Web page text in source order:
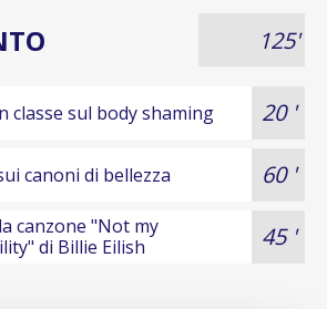
125'
classe sul body shaming
canoni di bellezza
canzone "Not my
di Billie Eilish